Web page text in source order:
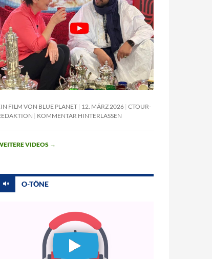
FILM VON BLUE PLANET 12. MÄRZ 2026 CTOUR-
KOMMENTAR HINTERLASSEN
VIDEOS →
O-TÖNE